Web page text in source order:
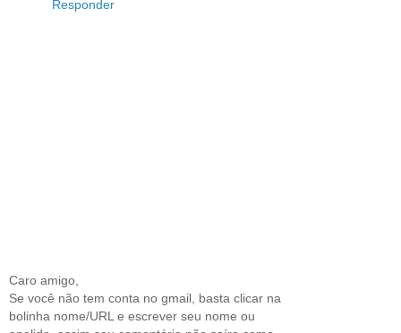
Responder
Caro amigo,
Se você não tem conta no gmail, basta clicar na
bolinha nome/URL e escrever seu nome ou